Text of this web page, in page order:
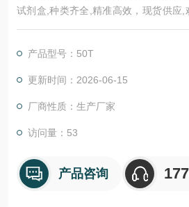
试剂盒,种类齐全,精准高效，现货供应,
询和选购。
产品型号：50T
更新时间：2026-06-15
厂商性质：生产厂家
访问量：53
产品咨询